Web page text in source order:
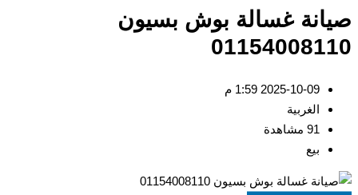
غسالة بوش بسيون
2025-10-09 1:59 م
الغربية
بيع